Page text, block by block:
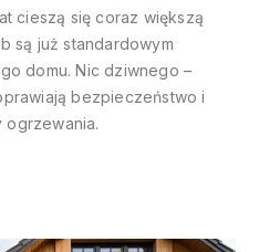
cieszą się coraz większą
są już standardowym
domu. Nic dziwnego –
bezpieczeństwo i
ogrzewania.